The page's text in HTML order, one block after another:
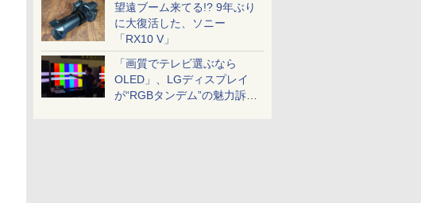
望遠ブーム来てる!? 9年ぶり
に大復活した、ソニー
「RX10 V」
「画質でテレビ選ぶなら
OLED」、LGディスプレイ
が“RGBタンデム”の魅力訴